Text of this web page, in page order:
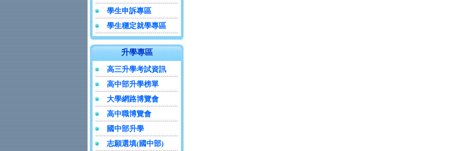
學生申訴專區
學生穩定就學專區
升學專區
高三升學考試資訊
高中部升學榜單
大學網路博覽會
高中職博覽會
國中部升學
志願選填(國中部)